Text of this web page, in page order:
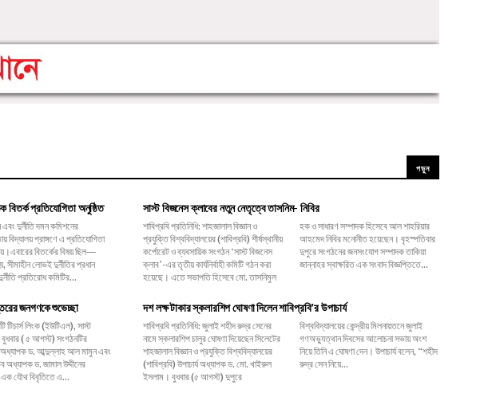
পড়ুন
বিতর্ক প্রতিযোগিতা অনুষ্ঠিত
প্রতিরোধ কমিটির...
সাস্ট বিজনেস ক্লাবের নতুন নেতৃত্বে তাসনিম- নিবির
শাবিপ্রবি প্রতিনিধি: শাহজালাল বিজ্ঞান ও
প্রযুক্তি বিশ্ববিদ্যালয়ের (শাবিপ্রবি) শীর্ষস্থানীয়
কর্পোরেট ও ব্যবসায়িক সংগঠন ‘সাস্ট বিজনেস
ক্লাব’-এর তৃতীয় কার্যনির্বাহী কমিটি গঠন করা
হয়েছে। এতে সভাপতি হিসেবে মো. তাসনিমুল
হক ও সাধারণ সম্পাদক হিসেবে আল শাহরিয়ার
আহমেদ নিবির মনোনীত হয়েছেন। বৃহস্পতিবার
দুপুরে সংগঠনের জনসংযোগ সম্পাদক তাকিয়া
জান্নাহর স্বাক্ষরিত এক সংবাদ বিজ্ঞপ্তিতে...
জনগণকে শুভেচ্ছা
এক যৌথ বিবৃতিতে এ...
দশ লক্ষ টাকার স্কলারশিপ ঘোষণা দিলেন শাবিপ্রবি’র উপাচার্য
শাবিপ্রবি প্রতিনিধি: জুলাই শহীদ রুদ্র সেনের
নামে স্কলারশিপ চালুর ঘোষণা দিয়েছেন সিলেটের
শাহজালাল বিজ্ঞান ও প্রযুক্তি বিশ্ববিদ্যালয়ের
(শাবিপ্রবি) উপাচার্য অধ্যাপক ড. মো. খাইরুল
ইসলাম। বুধবার (৫ আগস্ট) দুপুরে
বিশ্ববিদ্যালয়ের কেন্দ্রীয় মিলনায়তনে জুলাই
গণঅভ্যুত্থান দিবসের আলোচনা সভায় অংশ
নিয়ে তিনি এ ঘোষণা দেন। উপাচার্য বলেন, ‌“শহীদ
রুদ্র সেন নিয়ে...